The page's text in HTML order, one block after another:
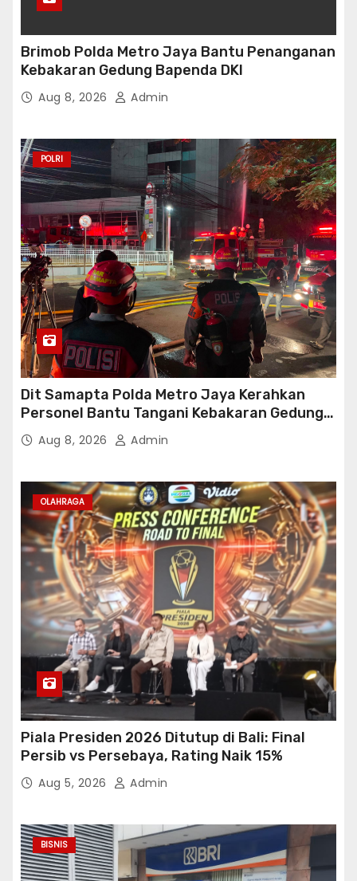
Brimob Polda Metro Jaya Bantu Penanganan
Kebakaran Gedung Bapenda DKI
Aug 8, 2026 Admin
POLRI
Dit Samapta Polda Metro Jaya Kerahkan
Personel Bantu Tangani Kebakaran Gedung
Bapenda
Aug 8, 2026 Admin
OLAHRAGA
Piala Presiden 2026 Ditutup di Bali: Final
Persib vs Persebaya, Rating Naik 15%
Aug 5, 2026 Admin
BISNIS